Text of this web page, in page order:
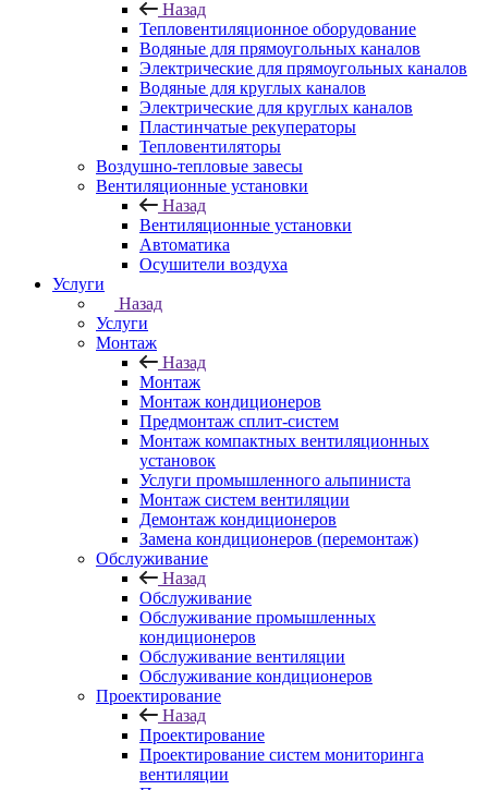
Назад
Тепловентиляционное оборудование
Водяные для прямоугольных каналов
Электрические для прямоугольных каналов
Водяные для круглых каналов
Электрические для круглых каналов
Пластинчатые рекуператоры
Тепловентиляторы
Воздушно-тепловые завесы
Вентиляционные установки
Назад
Вентиляционные установки
Автоматика
Осушители воздуха
Услуги
Назад
Услуги
Монтаж
Назад
Монтаж
Монтаж кондиционеров
Предмонтаж сплит-систем
Монтаж компактных вентиляционных
установок
Услуги промышленного альпиниста
Монтаж систем вентиляции
Демонтаж кондиционеров
Замена кондиционеров (перемонтаж)
Обслуживание
Назад
Обслуживание
Обслуживание промышленных
кондиционеров
Обслуживание вентиляции
Обслуживание кондиционеров
Проектирование
Назад
Проектирование
Проектирование систем мониторинга
вентиляции